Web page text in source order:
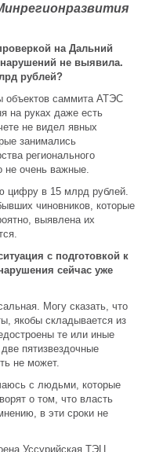
на Дальний
не выявила.
рублей?
объектов саммита АТЭС
на руках даже есть
не видел явных
занимались
регионального
не очень важные.
цифру в 15 млрд рублей.
чиновников, которые
выявлена их
с подготовкой к
сейчас уже
Могу сказать, что
якобы складывается из
те или иные
пятизвездочные
не может.
с людьми, которые
о том, что власть
в эти сроки не
Уссурийская ТЭЦ.